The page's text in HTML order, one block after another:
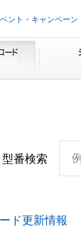
ント・キャンペーン
型番検索
ド更新情報